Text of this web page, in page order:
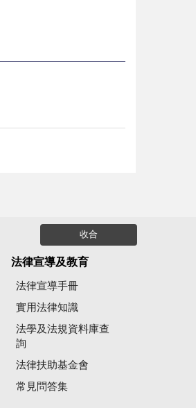
收合
法律宣導及教育
法律宣導手冊
實用法律知識
法學及法規資料庫查
詢
法律扶助基金會
常見問答集